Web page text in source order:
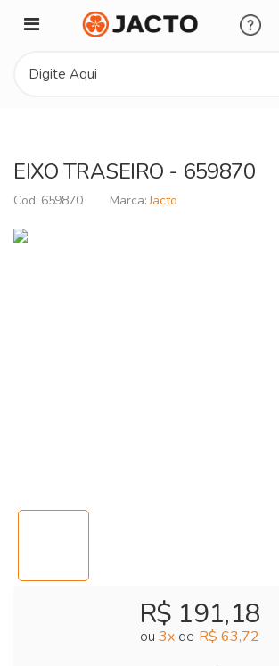
EIXO TRASEIRO - 659870
659870 Jacto
R$ 191,18
ou 3x de R$ 63,72